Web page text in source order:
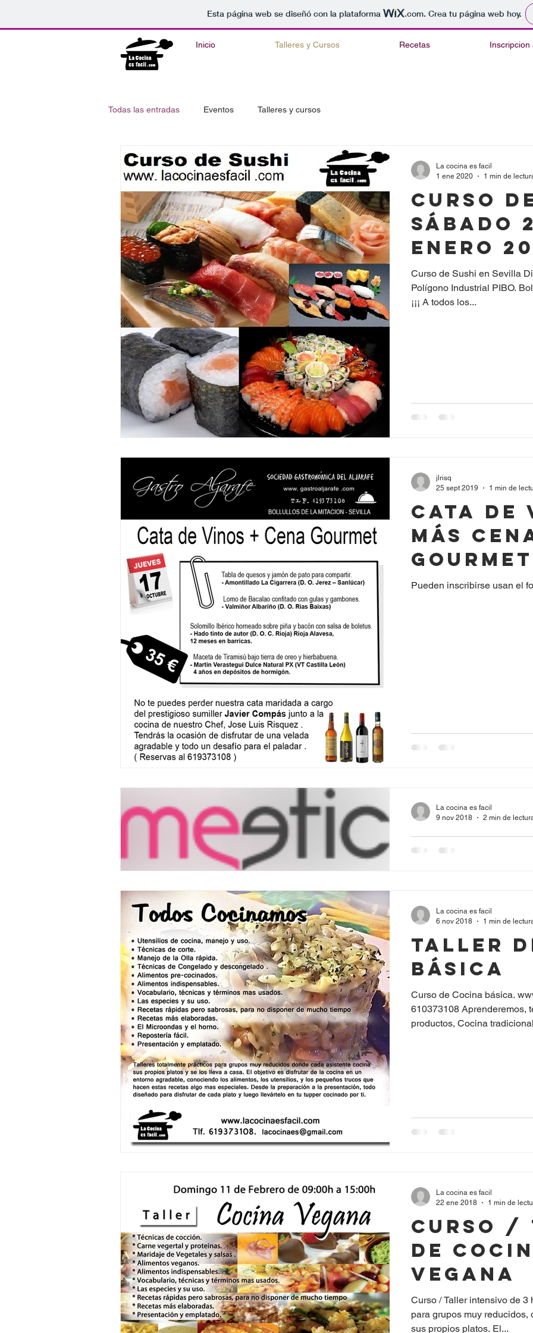
Esta página web se diseñó con la plataforma .com. Crea tu página web hoy.
Todas las entradas Eventos Talleres y cursos
Curso
Sábado 21 de
ENERO
10:00h a
Curso de Sushi en Sevilla Dirección ::
Polígono Industrial PIBO.
¡¡¡ A todos los...
La cocina es facil
1 ene 2020
1 min de
Cata de
más
gourmet
Pueden inscribirse usan el
jlrisq
25 sept 2019
1 min de
Taller
Cena
singles.
19:00h
Sábado 24 noviembre a las 19:00H Hemos preparado
a realizar sushi, cenas y...
La cocina es facil
9 nov 2018
2 min de
Taller
Básica
Curso de Cocina básica.
610373108 Aprenderemos, técnicas, utensilios ,
productos, Cocina
La cocina es facil
6 nov 2018
1 min de
Curso /
de
Vegana
Curso / Taller intensivo de 3
para grupos muy
sus propios platos. El...
La cocina es facil
22 ene 2018
1 min de
Inicio Talleres y Cursos Recetas Inscripcion